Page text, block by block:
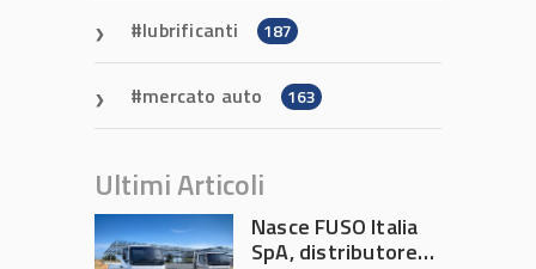
lubrificanti 187
mercato auto 163
Ultimi Articoli
Nasce FUSO Italia
SpA, distributore